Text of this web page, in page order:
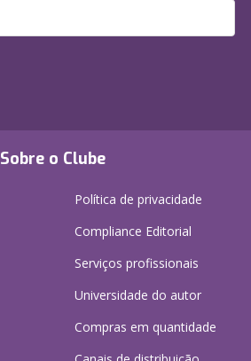
Sobre o Clube
Política de privacidade
Compliance Editorial
Serviços profissionais
Universidade do autor
Compras em quantidade